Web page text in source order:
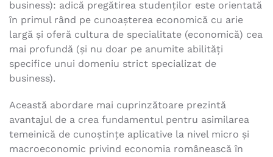
business): adică pregătirea studenților este orientată
în primul rând pe cunoașterea economică cu arie
largă și oferă cultura de specialitate (economică) cea
mai profundă (și nu doar pe anumite abilități
specifice unui domeniu strict specializat de
business).
Această abordare mai cuprinzătoare prezintă
avantajul de a crea fundamentul pentru asimilarea
temeinică de cunoștințe aplicative la nivel micro şi
macroeconomic privind economia românească în